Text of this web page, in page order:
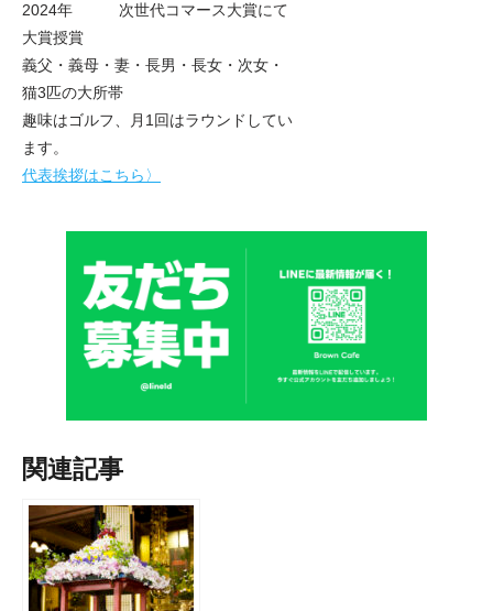
2024年 次世代コマース大賞にて
大賞授賞
義父・義母・妻・長男・長女・次女・
猫3匹の大所帯
趣味はゴルフ、月1回はラウンドしてい
ます。
代表挨拶はこちら〉
関連記事